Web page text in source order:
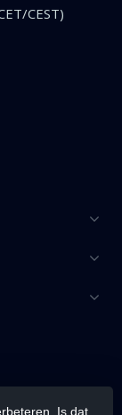
CEST)
Is dat